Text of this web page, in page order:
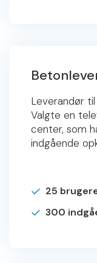
Leverandør
Valgte en
center, som
indgående
25
300